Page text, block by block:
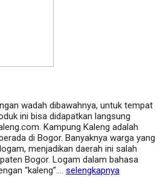
wadah dibawahnya, untuk tempat
ini bisa didapatkan langsung
Kampung Kaleng adalah
di Bogor. Banyaknya warga yang
menjadikan daerah ini salah
Bogor. Logam dalam bahasa
“kaleng”…. selengkapnya